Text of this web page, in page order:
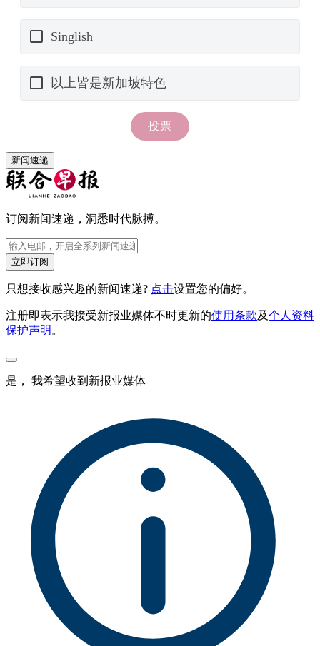
新闻速递
订阅新闻速递，洞悉时代脉搏。
立即订阅
只想接收感兴趣的新闻速递? 点击设置您的偏好。
注册即表示我接受新报业媒体不时更新的使用条款及个人资料
保护声明 。
是， 我希望收到新报业媒体